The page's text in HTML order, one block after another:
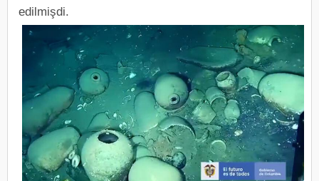
edilmişdi.